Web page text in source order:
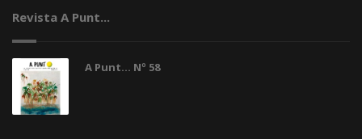
Revista A Punt...
A Punt... Nº 58